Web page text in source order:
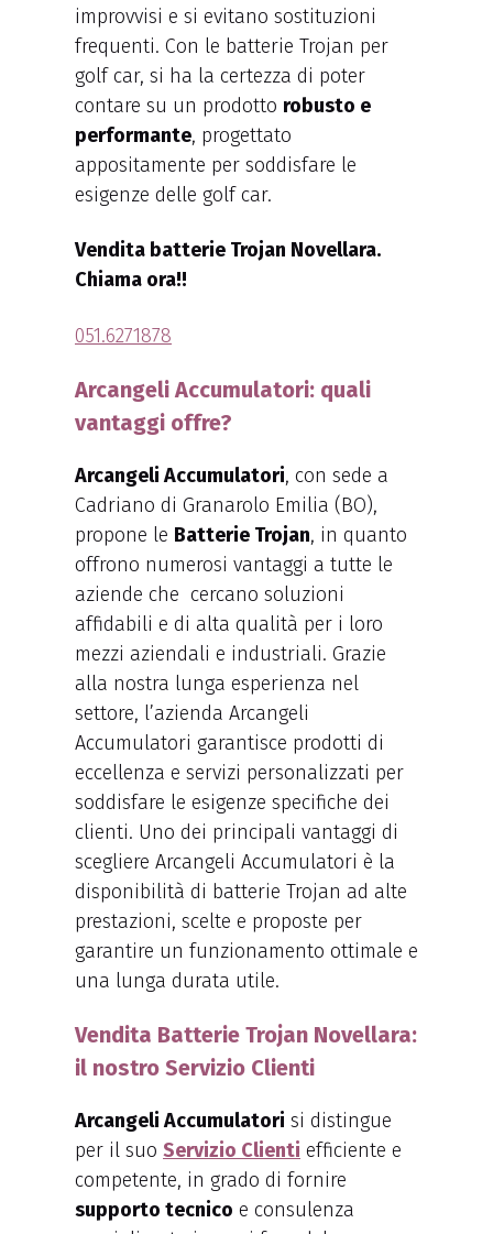
improvvisi e si evitano sostituzioni
frequenti. Con le batterie Trojan per
golf car, si ha la certezza di poter
contare su un prodotto robusto e
performante, progettato
appositamente per soddisfare le
esigenze delle golf car.
Vendita batterie Trojan Novellara.
Chiama ora!!
051.6271878
Arcangeli Accumulatori: quali
vantaggi offre?
Arcangeli Accumulatori, con sede a
Cadriano di Granarolo Emilia (BO),
propone le Batterie Trojan, in quanto
offrono numerosi vantaggi a tutte le
aziende che cercano soluzioni
affidabili e di alta qualità per i loro
mezzi aziendali e industriali. Grazie
alla nostra lunga esperienza nel
settore, l’azienda Arcangeli
Accumulatori garantisce prodotti di
eccellenza e servizi personalizzati per
soddisfare le esigenze specifiche dei
clienti. Uno dei principali vantaggi di
scegliere Arcangeli Accumulatori è la
disponibilità di batterie Trojan ad alte
prestazioni, scelte e proposte per
garantire un funzionamento ottimale e
una lunga durata utile.
Vendita Batterie Trojan Novellara:
il nostro Servizio Clienti
Arcangeli Accumulatori si distingue
per il suo Servizio Clienti efficiente e
competente, in grado di fornire
supporto tecnico e consulenza